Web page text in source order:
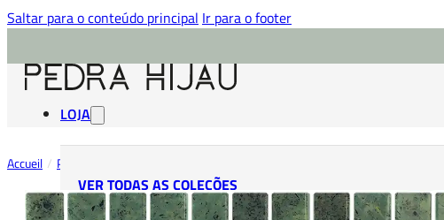
Saltar para o conteúdo principal Ir para o footer
LOJA
VER TODAS AS COLEÇÕES
Accueil / Pastilhas Bali